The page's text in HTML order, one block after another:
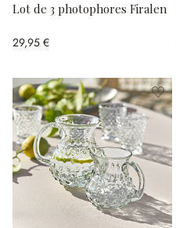
Lot de 3 photophores Firalen
29,95 €